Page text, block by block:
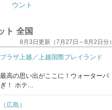
ト 全国
8月3日更新（7月27日～8月2日分）
ラザ上越／上越国際プレイランド
高の思い出がここに！ウォーターパ
！ ホテ...
広島）